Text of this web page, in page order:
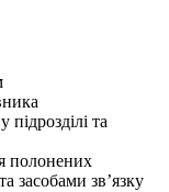
підрозділі та
полонених
засобами звʼязку